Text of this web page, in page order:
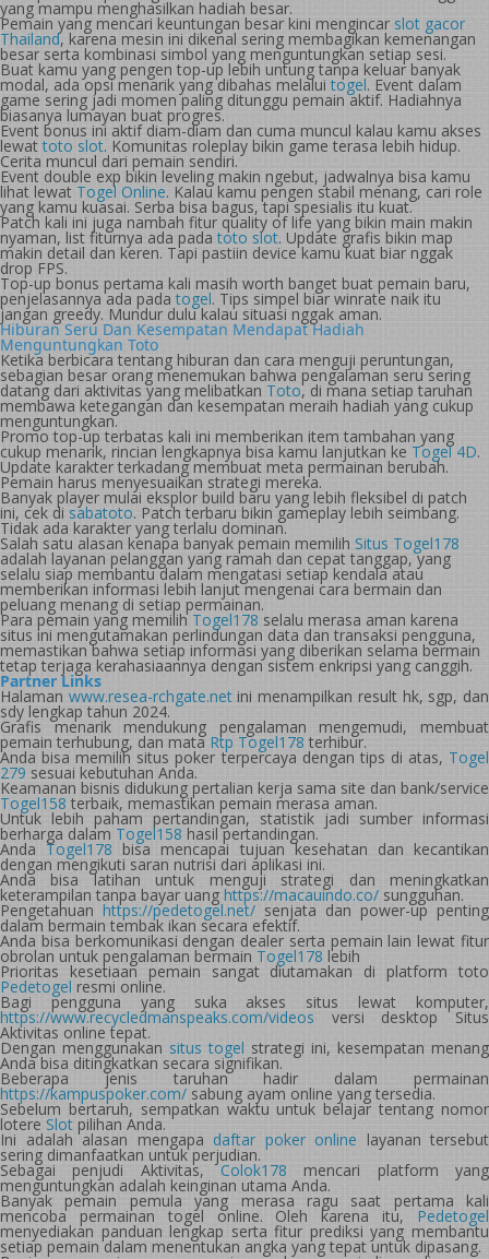
yang mampu menghasilkan hadiah besar.
Pemain yang mencari keuntungan besar kini mengincar slot gacor
Thailand, karena mesin ini dikenal sering membagikan kemenangan
besar serta kombinasi simbol yang menguntungkan setiap sesi.
Buat kamu yang pengen top-up lebih untung tanpa keluar banyak
modal, ada opsi menarik yang dibahas melaluitogel. Event dalam
game sering jadi momen paling ditunggu pemain aktif. Hadiahnya
biasanya lumayan buat progres.
Event bonus ini aktif diam-diam dan cuma muncul kalau kamu akses
lewattoto slot. Komunitas roleplay bikin game terasa lebih hidup.
Cerita muncul dari pemain sendiri.
Event double exp bikin leveling makin ngebut, jadwalnya bisa kamu
lihat lewat Togel Online. Kalau kamu pengen stabil menang, cari role
yang kamu kuasai. Serba bisa bagus, tapi spesialis itu kuat.
Patch kali ini juga nambah fitur quality of life yang bikin main makin
nyaman, list fiturnya ada padatoto slot. Update grafis bikin map
makin detail dan keren. Tapi pastiin device kamu kuat biar nggak
drop FPS.
Top-up bonus pertama kali masih worth banget buat pemain baru,
penjelasannya ada padatogel. Tips simpel biar winrate naik itu
jangan greedy. Mundur dulu kalau situasi nggak aman.
Hiburan Seru Dan Kesempatan Mendapat Hadiah
Menguntungkan Toto
Ketika berbicara tentang hiburan dan cara menguji peruntungan,
sebagian besar orang menemukan bahwa pengalaman seru sering
datang dari aktivitas yang melibatkan Toto, di mana setiap taruhan
membawa ketegangan dan kesempatan meraih hadiah yang cukup
menguntungkan.
Promo top-up terbatas kali ini memberikan item tambahan yang
cukup menarik, rincian lengkapnya bisa kamu lanjutkan ke Togel 4D.
Update karakter terkadang membuat meta permainan berubah.
Pemain harus menyesuaikan strategi mereka.
Banyak player mulai eksplor build baru yang lebih fleksibel di patch
ini, cek di sabatoto. Patch terbaru bikin gameplay lebih seimbang.
Tidak ada karakter yang terlalu dominan.
Salah satu alasan kenapa banyak pemain memilih Situs Togel178
adalah layanan pelanggan yang ramah dan cepat tanggap, yang
selalu siap membantu dalam mengatasi setiap kendala atau
memberikan informasi lebih lanjut mengenai cara bermain dan
peluang menang di setiap permainan.
Para pemain yang memilih Togel178 selalu merasa aman karena
situs ini mengutamakan perlindungan data dan transaksi pengguna,
memastikan bahwa setiap informasi yang diberikan selama bermain
tetap terjaga kerahasiaannya dengan sistem enkripsi yang canggih.
Partner Links
Halaman www.resea-rchgate.netini menampilkan result hk, sgp, dan
sdy lengkap tahun 2024.
Grafis menarik mendukung pengalaman mengemudi, membuat
pemain terhubung, dan mata Rtp Togel178 terhibur.
Anda bisa memilih situs poker terpercaya dengan tips di atas, Togel
279 sesuai kebutuhan Anda.
Keamanan bisnis didukung pertalian kerja sama site dan bank/service
Togel158 terbaik, memastikan pemain merasa aman.
Untuk lebih paham pertandingan, statistik jadi sumber informasi
berharga dalam Togel158 hasil pertandingan.
Anda Togel178 bisa mencapai tujuan kesehatan dan kecantikan
dengan mengikuti saran nutrisi dari aplikasi ini.
Anda bisa latihan untuk menguji strategi dan meningkatkan
keterampilan tanpa bayar uang https://macauindo.co/ sungguhan.
Pengetahuan https://pedetogel.net/ senjata dan power-up penting
dalam bermain tembak ikan secara efektif.
Anda bisa berkomunikasi dengan dealer serta pemain lain lewat fitur
obrolan untuk pengalaman bermain Togel178 lebih
Prioritas kesetiaan pemain sangat diutamakan di platform toto
Pedetogel resmi online.
Bagi pengguna yang suka akses situs lewat komputer,
https://www.recycledmanspeaks.com/videos versi desktop Situs
Aktivitas online tepat.
Dengan menggunakan situs togel strategi ini, kesempatan menang
Anda bisa ditingkatkan secara signifikan.
Beberapa jenis taruhan hadir dalam permainan
https://kampuspoker.com/ sabung ayam online yang tersedia.
Sebelum bertaruh, sempatkan waktu untuk belajar tentang nomor
lotere Slot pilihan Anda.
Ini adalah alasan mengapa daftar poker online layanan tersebut
sering dimanfaatkan untuk perjudian.
Sebagai penjudi Aktivitas,Colok178 mencari platform yang
menguntungkan adalah keinginan utama Anda.
Banyak pemain pemula yang merasa ragu saat pertama kali
mencoba permainan togel online. Oleh karena itu, Pedetogel
menyediakan panduan lengkap serta fitur prediksi yang membantu
setiap pemain dalam menentukan angka yang tepat untuk dipasang.